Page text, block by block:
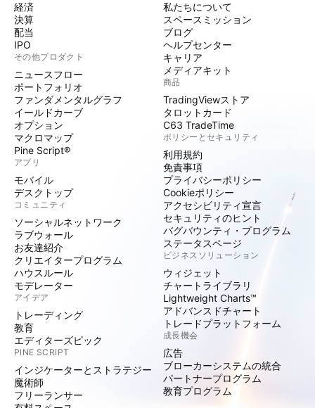
経済
決算
配当
IPO
その他プロダクト
ニュースフロー
ポートフォリオ
ファンダメンタルグラフ
イールドカーブ
オプション
マクロマップ
Pine Script®
アプリ
モバイル
デスクトップ
コミュニティ
ソーシャルネットワーク
ラブウォール
お友達紹介
クリエイタープログラム
ハウスルール
モデレーター
アイデア
トレーディング
教育
エディターズピック
PINE SCRIPT
インジケーターとストラテジー
魔術師
フリーランサー
私たちについて
スペースミッション
ブログ
ヘルプセンター
キャリア
メディアキット
商品
TradingViewストア
タロットカード
C63 TradeTime
ポリシーとセキュリティ
利用規約
免責事項
プライバシーポリシー
Cookieポリシー
アクセシビリティ宣言
セキュリティのヒント
バグバウンティ・プログラム
ステータスページ
ビジネスソリューション
ウィジェット
チャートライブラリ
Lightweight Charts™
アドバンスドチャート
トレードプラットフォーム
成長機会
広告
ブローカーシステムの統合
パートナープログラム
教育プログラム